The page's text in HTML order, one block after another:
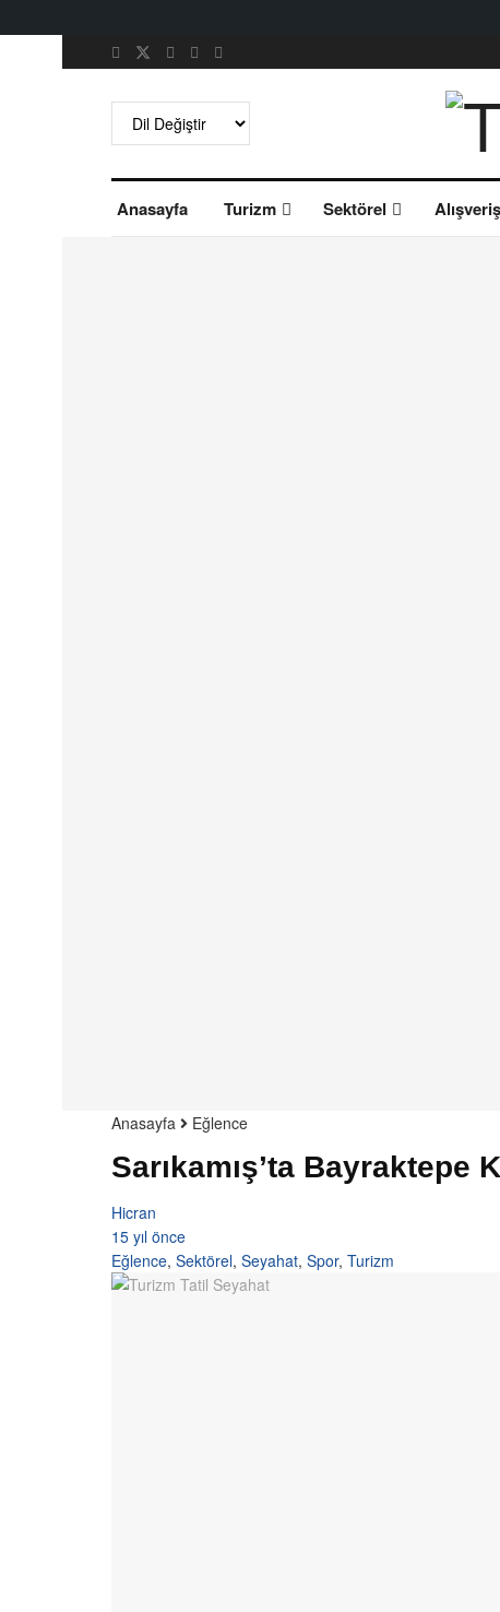
Anasayfa Turizm Sektörel Alışveriş
Anasayfa Eğlence
Sarıkamış’ta Bayraktepe
Hicran
15 yıl önce
Eğlence, Sektörel, Seyahat, Spor, Turizm